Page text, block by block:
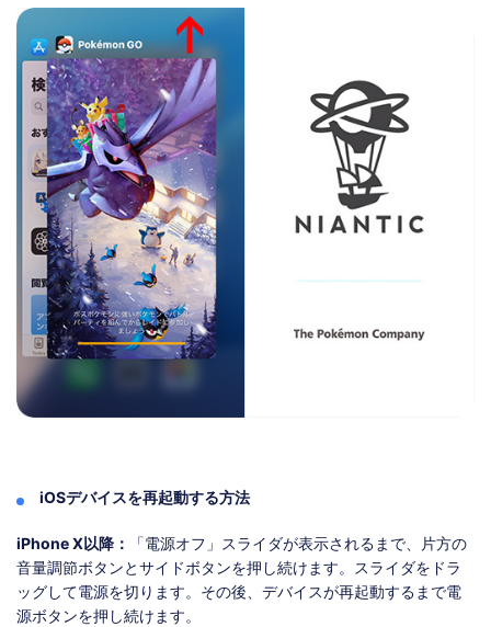
iOSデバイスを再起動する方法
iPhone X以降：
「電源オフ」スライダが表示されるまで、片方の
音量調節ボタンとサイドボタンを押し続けます。スライダをドラ
ッグして電源を切ります。その後、デバイスが再起動するまで電
源ボタンを押し続けます。